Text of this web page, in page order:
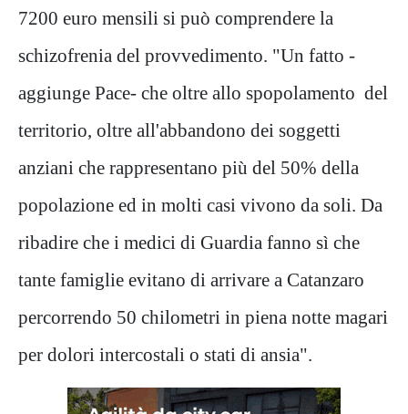
7200 euro mensili si può comprendere la
schizofrenia del provvedimento. "Un fatto -
aggiunge Pace- che oltre allo spopolamento del
territorio, oltre all'abbandono dei soggetti
anziani che rappresentano più del 50% della
popolazione ed in molti casi vivono da soli. Da
ribadire che i medici di Guardia fanno sì che
tante famiglie evitano di arrivare a Catanzaro
percorrendo 50 chilometri in piena notte magari
per dolori intercostali o stati di ansia".